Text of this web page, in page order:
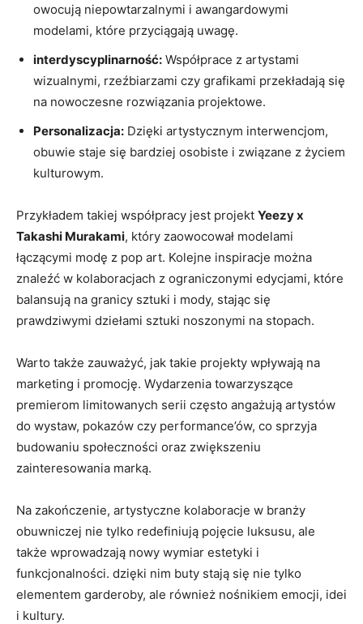
owocują niepowtarzalnymi i awangardowymi
modelami, które przyciągają uwagę.
interdyscyplinarność: Współprace z artystami
wizualnymi, rzeźbiarzami czy grafikami przekładają się
na nowoczesne rozwiązania projektowe.
Personalizacja: Dzięki artystycznym interwencjom,
obuwie staje się bardziej osobiste i związane z życiem
kulturowym.
Przykładem takiej współpracy jest projekt Yeezy x
Takashi Murakami, który zaowocował modelami
łączącymi modę z pop art. Kolejne inspiracje można
znaleźć w kolaboracjach z ograniczonymi edycjami, które
balansują na granicy sztuki i mody, stając się
prawdziwymi dziełami sztuki noszonymi na stopach.
Warto także zauważyć, jak takie projekty wpływają na
marketing i promocję. Wydarzenia towarzyszące
premierom limitowanych serii często angażują artystów
do wystaw, pokazów czy performance’ów, co sprzyja
budowaniu społeczności oraz zwiększeniu
zainteresowania marką.
Na zakończenie, artystyczne kolaboracje w branży
obuwniczej nie tylko redefiniują pojęcie luksusu, ale
także wprowadzają nowy wymiar estetyki i
funkcjonalności. dzięki nim buty stają się nie tylko
elementem garderoby, ale również nośnikiem emocji, idei
i kultury.